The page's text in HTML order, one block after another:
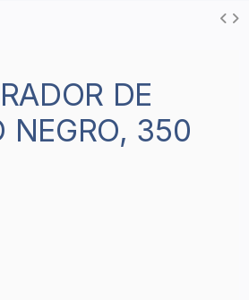
NEGRO, 350